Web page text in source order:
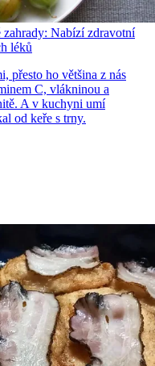
zahrady: Nabízí zdravotní
léků
přesto ho většina z nás
C, vlákninou a
A v kuchyni umí
od keře s trny.